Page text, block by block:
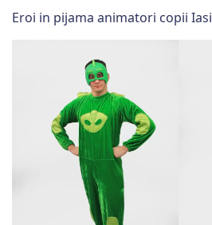
Eroi in pijama animatori copii Iasi